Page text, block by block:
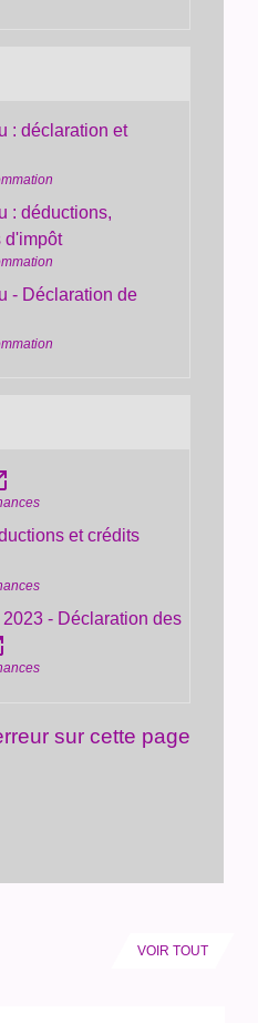
: déclaration et
: déductions,
d'impôt
- Déclaration de
et crédits
- Déclaration des
sur cette page
VOIR TOUT